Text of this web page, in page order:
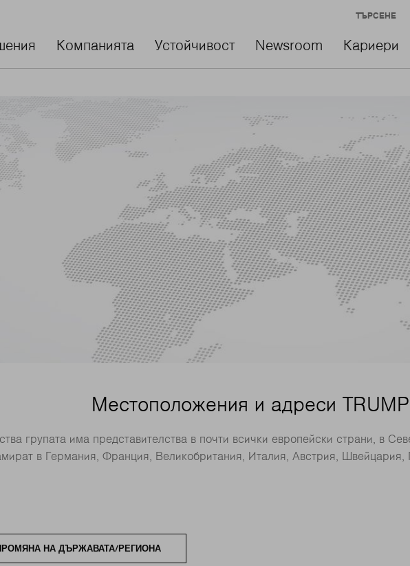
Компанията Устойчивост Newsroom Кариери
ТЪРСЕНЕ
Местоположения и адреси
групата има представителства в почти всички европейски страни, в
в Германия, Франция, Великобритания, Италия, Австрия,
НА ДЪРЖАВАТА/РЕГИОНА